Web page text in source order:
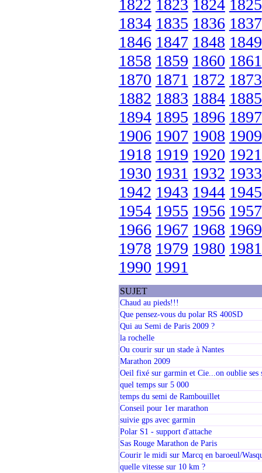
1822 1823 1824 1825
1834 1835 1836 1837
1846 1847 1848 1849
1858 1859 1860 1861
1870 1871 1872 1873
1882 1883 1884 1885
1894 1895 1896 1897
1906 1907 1908 1909
1918 1919 1920 1921
1930 1931 1932 1933
1942 1943 1944 1945
1954 1955 1956 1957
1966 1967 1968 1969
1978 1979 1980 1981
1990 1991
SUJET
Chaud au pieds!!!
Que pensez-vous du polar RS 400SD
Qui au Semi de Paris 2009 ?
la rochelle
Ou courir sur un stade à Nantes
Marathon 2009
Oeil fixé sur garmin et Cie...on oublie ses
quel temps sur 5 000
temps du semi de Rambouillet
Conseil pour 1er marathon
suivie gps avec garmin
Polar S1 - support d'attache
Sas Rouge Marathon de Paris
Courir le midi sur Marcq en baroeul/
quelle vitesse sur 10 km ?